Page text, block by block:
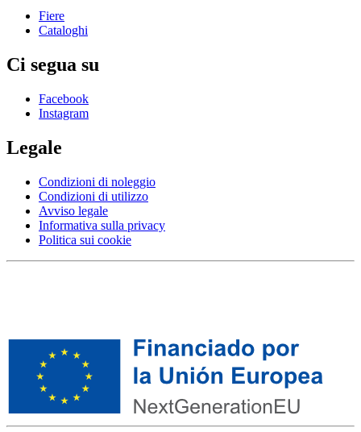
Fiere
Cataloghi
Ci segua su
Facebook
Instagram
Legale
Condizioni di noleggio
Condizioni di utilizzo
Avviso legale
Informativa sulla privacy
Politica sui cookie